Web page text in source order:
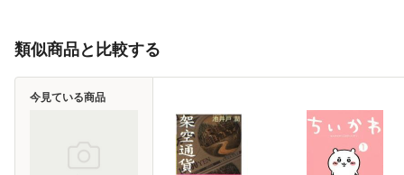
類似商品と比較する
今見ている商品